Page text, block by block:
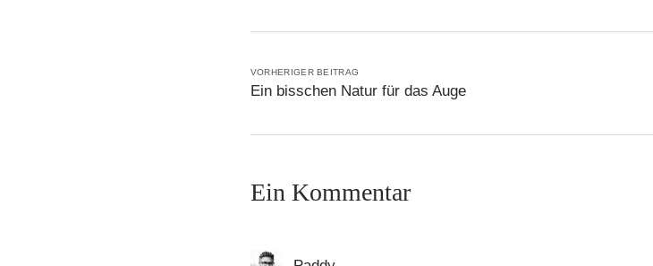
VORHERIGER BEITRAG
Ein bisschen Natur für das Auge
Ein Kommentar